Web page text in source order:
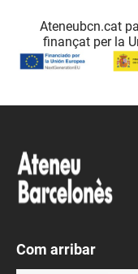
Ateneubcn.cat
finançat per la
Com arribar